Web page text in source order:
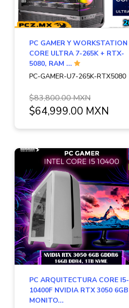
PC GAMER Y WORKSTATION
CORE ULTRA 7-265K + RTX-
5080, RAM ...
PC-GAMER-U7-265K-RTX5080
$83,800.00 MXN
$64,999.00 MXN
PC ARQUITECTURA CORE I5-
10400F NVIDIA RTX 3050 6GB
MONITO...